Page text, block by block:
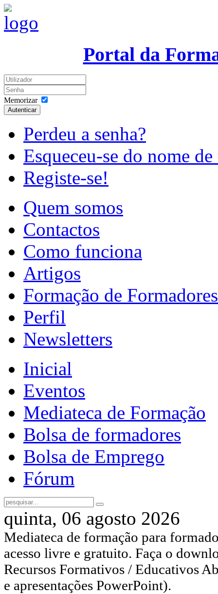
Portal da
Memorizar
Autenticar
Perdeu a senha?
Esqueceu-se do nome
Registe-se!
Quem somos
Contactos
Como funciona
Artigos
Formação de Formadores
Perfil
Newsletters
Inicial
Eventos
Mediateca de Formação
Bolsa de formadores
Bolsa de Emprego
Fórum
quinta, 06 agosto 2026
Mediateca de formação para
acesso livre e gratuito. Faça o
Recursos Formativos / Educativos
e apresentações PowerPoint).